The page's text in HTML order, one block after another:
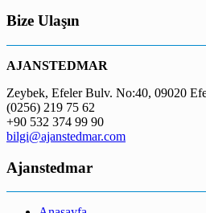
Bize Ulaşın
AJANSTEDMAR
Zeybek, Efeler Bulv. No:40, 09020
(0256) 219 75 62
+90 532 374 99 90
bilgi@ajanstedmar.com
Ajanstedmar